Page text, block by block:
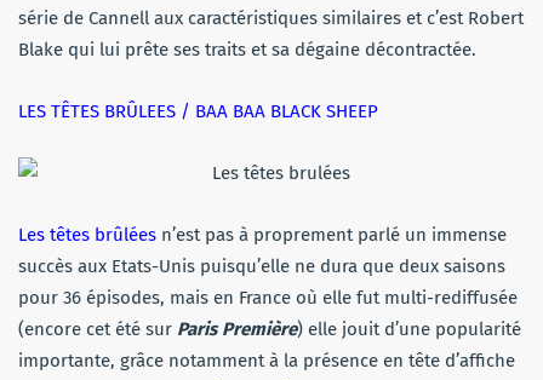
série de Cannell aux caractéristiques similaires et c’est Robert
Blake qui lui prête ses traits et sa dégaine décontractée.
LES TÊTES BRÛLEES / BAA BAA BLACK SHEEP
Les têtes brûlées n’est pas à proprement parlé un immense
succès aux Etats-Unis puisqu’elle ne dura que deux saisons
pour 36 épisodes, mais en France où elle fut multi-rediffusée
(encore cet été sur Paris Première) elle jouit d’une popularité
importante, grâce notamment à la présence en tête d’affiche